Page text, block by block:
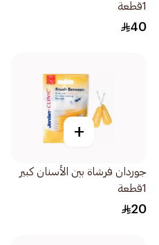
1قطعة
40
+
جوردان فرشاة بين الأسنان كبير
1قطعة
20